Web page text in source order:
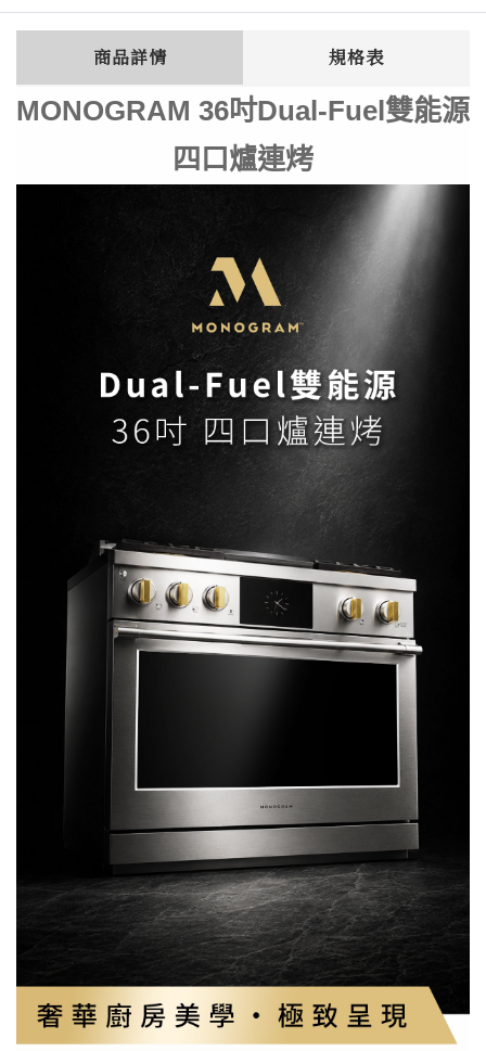
商品詳情 規格表
MONOGRAM 36吋Dual-Fuel雙能源
四口爐連烤